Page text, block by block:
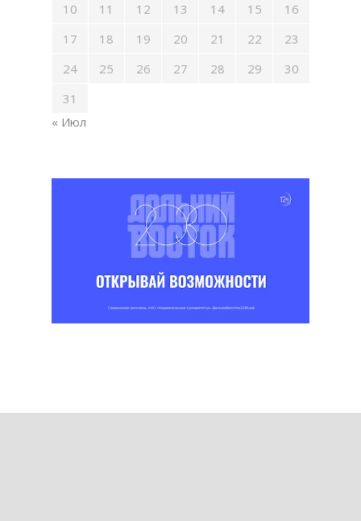
10
11 12 13 14 15
16
17
18 19 20 21 22
23
24
25 26 27 28 29
30
31
« Июл